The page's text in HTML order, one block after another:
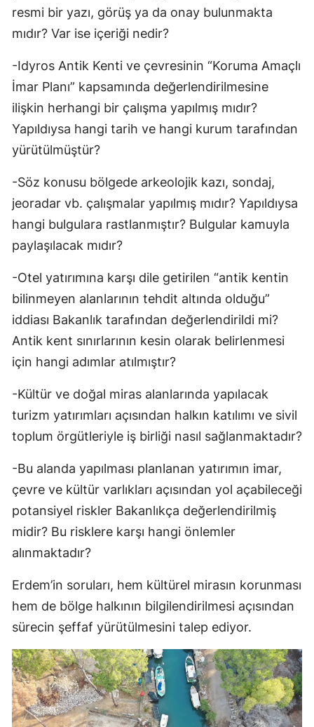
resmi bir yazı, görüş ya da onay bulunmakta
mıdır? Var ise içeriği nedir?
-Idyros Antik Kenti ve çevresinin “Koruma Amaçlı
İmar Planı” kapsamında değerlendirilmesine
ilişkin herhangi bir çalışma yapılmış mıdır?
Yapıldıysa hangi tarih ve hangi kurum tarafından
yürütülmüştür?
-Söz konusu bölgede arkeolojik kazı, sondaj,
jeoradar vb. çalışmalar yapılmış mıdır? Yapıldıysa
hangi bulgulara rastlanmıştır? Bulgular kamuyla
paylaşılacak mıdır?
-Otel yatırımına karşı dile getirilen “antik kentin
bilinmeyen alanlarının tehdit altında olduğu”
iddiası Bakanlık tarafından değerlendirildi mi?
Antik kent sınırlarının kesin olarak belirlenmesi
için hangi adımlar atılmıştır?
-Kültür ve doğal miras alanlarında yapılacak
turizm yatırımları açısından halkın katılımı ve sivil
toplum örgütleriyle iş birliği nasıl sağlanmaktadır?
-Bu alanda yapılması planlanan yatırımın imar,
çevre ve kültür varlıkları açısından yol açabileceği
potansiyel riskler Bakanlıkça değerlendirilmiş
midir? Bu risklere karşı hangi önlemler
alınmaktadır?
Erdem’in soruları, hem kültürel mirasın korunması
hem de bölge halkının bilgilendirilmesi açısından
sürecin şeffaf yürütülmesini talep ediyor.